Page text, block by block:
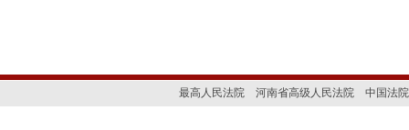
最高人民法院 河南省高级人民法院 中国法